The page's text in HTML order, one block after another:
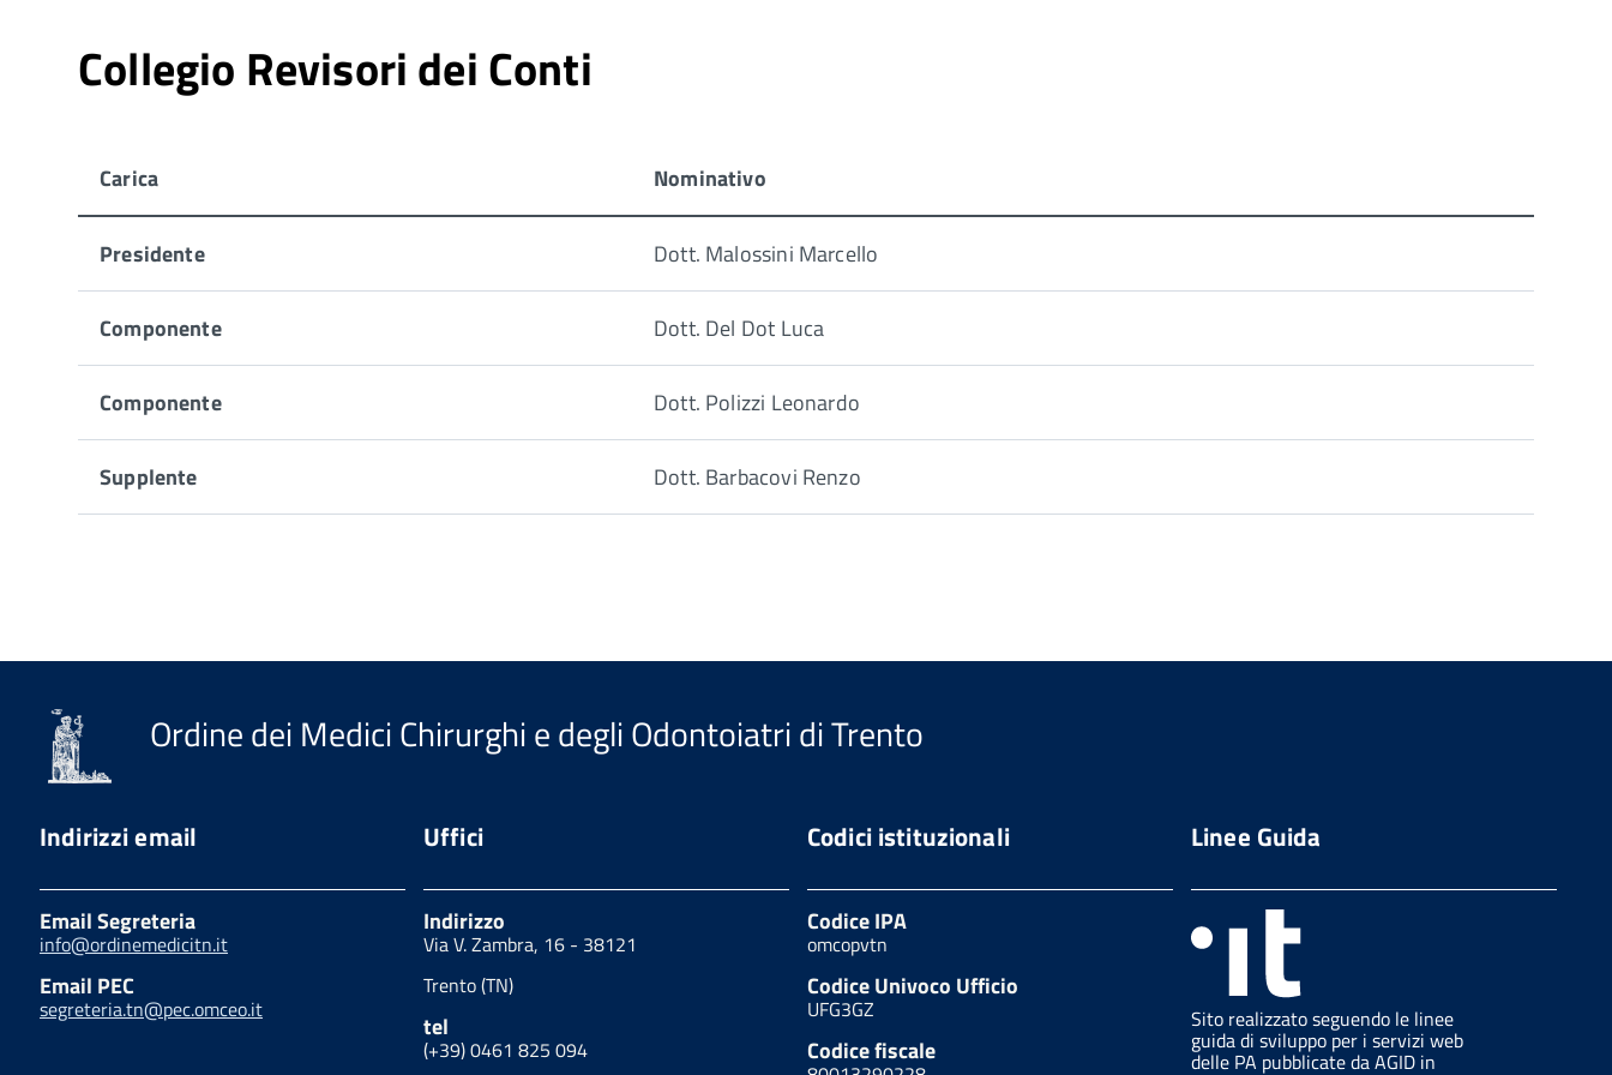
Collegio Revisori dei Conti
Carica Nominativo
Presidente Dott. Malossini Marcello
Componente Dott. Del Dot Luca
Componente Dott. Polizzi Leonardo
Supplente Dott. Barbacovi Renzo
Ordine dei Medici Chirurghi e degli Odontoiatri di Trento
Indirizzi email
Email Segreteria
info@ordinemedicitn.it
Email PEC
segreteria.tn@pec.omceo.it
Uffici
Indirizzo
Via V. Zambra, 16 - 38121
Trento (TN)
tel
(+39) 0461 825 094
Codici istituzionali
Codice IPA
omcopvtn
Codice Univoco Ufficio
UFG3GZ
Codice fiscale
Linee Guida
Sito realizzato seguendo le linee
guida di sviluppo per i servizi web
delle PA pubblicate da AGID in